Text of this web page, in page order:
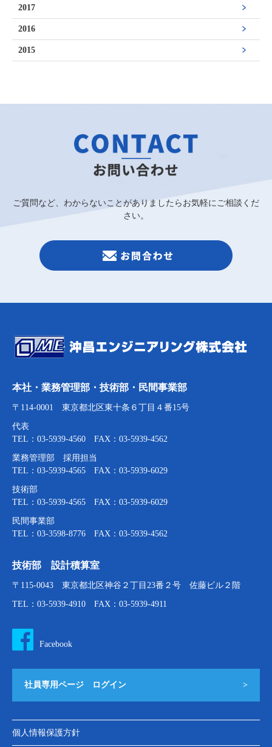
2017
2016
2015
ご質問など、わからないことがありましたらお気軽にご相談くだ
さい。
本社・業務管理部・技術部・民間事業部
〒114-0001 東京都北区東十条６丁目４番15号
代表
TEL：03-5939-4560 FAX：03-5939-4562
業務管理部 採用担当
TEL：03-5939-4565 FAX：03-5939-6029
技術部
TEL：03-5939-4565 FAX：03-5939-6029
民間事業部
TEL：03-3598-8776 FAX：03-5939-4562
技術部 設計積算室
〒115-0043 東京都北区神谷２丁目23番２号 佐藤ビル２階
TEL：03-5939-4910 FAX：03-5939-4911
Facebook
社員専用ページ ログイン >
個人情報保護方針